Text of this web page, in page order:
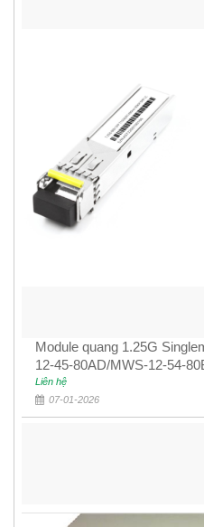
Module quang 1.25G
12-45-80AD/MWS-12-54-
Liên hệ
07-01-2026